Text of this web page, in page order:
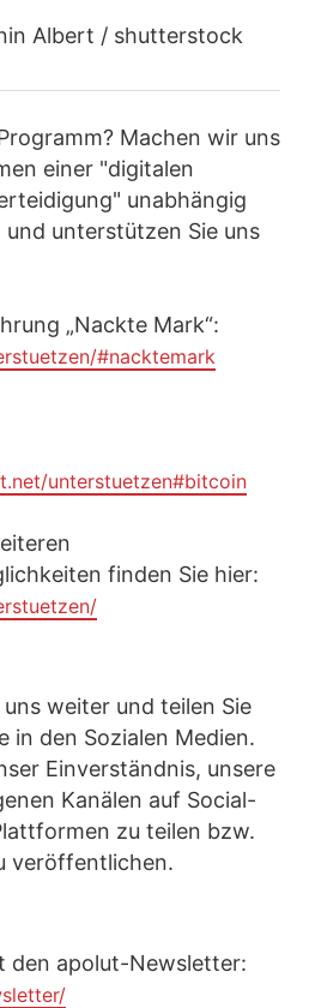
Albert / shutterstock
Machen wir uns
einer "digitalen
unabhängig
unterstützen Sie uns
„Nackte Mark“:
#nacktemark
unterstuetzen#bitcoin
finden Sie hier:
weiter und teilen Sie
in den Sozialen Medien.
Einverständnis, unsere
Kanälen auf Social-
zu teilen bzw.
veröffentlichen.
den apolut-Newsletter: